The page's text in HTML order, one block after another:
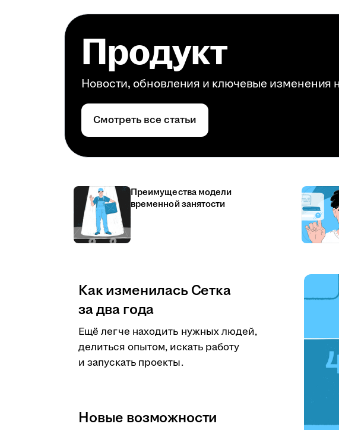
Продукт
Новости, обновления и ключевые изменения
Смотреть все статьи
Преимущества модели
временной занятости
Как изменилась Сетка
за два года
Ещё легче находить нужных людей,
делиться опытом, искать работу
и запускать проекты.
Новые возможности